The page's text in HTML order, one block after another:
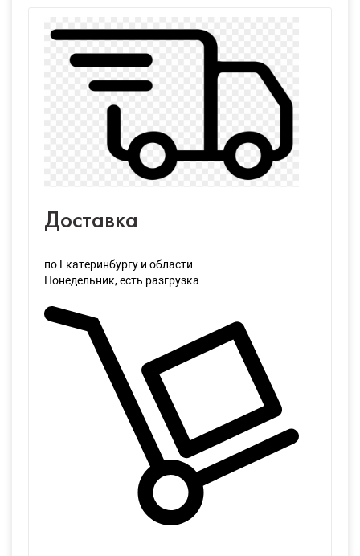
Доставка
по Екатеринбургу и области
Понедельник, есть разгрузка